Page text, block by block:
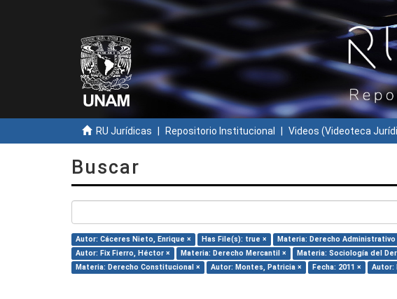
RU Jurídicas Repositorio Institucional Videos (Videoteca
Buscar
Autor: Cáceres Nieto, Enrique × Has File(s): true × Materia: Derecho Administrativo
Autor: Fix Fierro, Héctor ×
Materia: Derecho Mercantil × Materia: Sociología del
Materia: Derecho Constitucional ×
Autor: Montes, Patricia × Fecha: 2011 × Autor: